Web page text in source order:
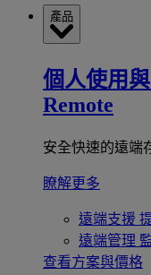
產品
個人使用
Remote
安全快速的遠端
瞭解更多
遠端支援
遠端管理
查看方案與價格